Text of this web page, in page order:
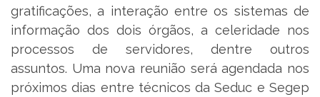
gratificações, a interação entre os sistemas de
informação dos dois órgãos, a celeridade nos
processos de servidores, dentre outros
assuntos. Uma nova reunião será agendada nos
próximos dias entre técnicos da Seduc e Segep